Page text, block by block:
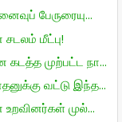
பேருரையு...
சடலம் மீட்பு!
முற்பட்ட நா...
வட்டு இந்த...
முல்...